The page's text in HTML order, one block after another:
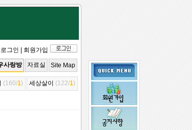
그인 회원가입
사랑방 자료실 Site Map
(160/1) 세상살이 (122/1)